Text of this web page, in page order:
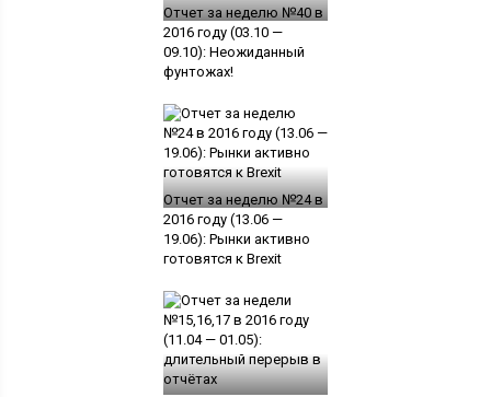
Отчет за неделю №40 в
2016 году (03.10 —
09.10): Неожиданный
фунтожах!
Отчет за неделю №24 в
2016 году (13.06 —
19.06): Рынки активно
готовятся к Brexit